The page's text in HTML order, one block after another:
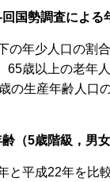
国勢調査による
の年少人口の割
歳以上の老年
の生産年齢人口
（5歳階級，男女
と平成22年を比